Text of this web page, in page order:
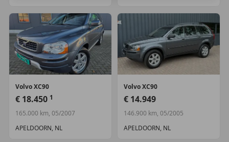
Interieur
Aluminium interieur afwerking
Armsteun voor
Bagagedek
Elektrische ramen voor en achter
geheugen
Lederen versnellingspook
Lendesteunen (verstelbaar)
Stuur verstelbaar
Volvo XC90
€ 18.450 1
165.000 km, 05/2007
APELDOORN, NL
VolvoXC90
€ 14.949
146.900 km, 05/2005
APELDOORN, NL